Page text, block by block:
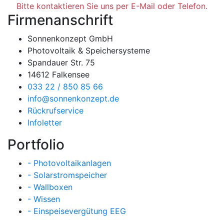
Bitte kontaktieren Sie uns per E-Mail oder Telefon.
Firmenanschrift
Sonnenkonzept GmbH
Photovoltaik & Speichersysteme
Spandauer Str. 75
14612 Falkensee
033 22 / 850 85 66
info@sonnenkonzept.de
Rückrufservice
Infoletter
Portfolio
- Photovoltaikanlagen
- Solarstromspeicher
- Wallboxen
- Wissen
- Einspeisevergütung EEG